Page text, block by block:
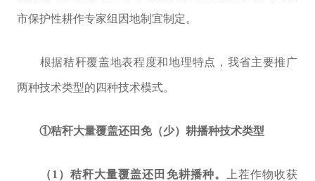
市保护性耕作专家组因地制宜制定。
根据秸秆覆盖地表程度和地理特点，我省主要推广
两种技术类型的四种技术模式。
①秸秆大量覆盖还田免（少）耕播种技术类型
（1 ）秸秆大量覆盖还田免耕播种。 上茬作物收获